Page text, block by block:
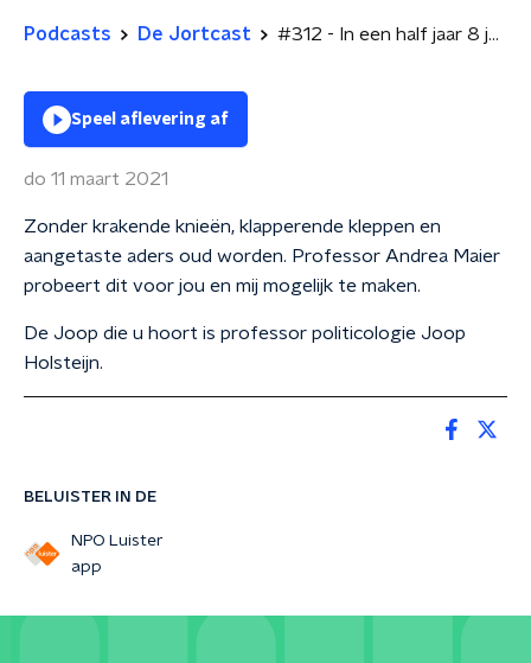
Podcasts De Jortcast #312 - In een half jaar 8 jaar jonger
BELUISTER IN DE
NPO Luister
app
Speel aflevering af
do 11 maart 2021
Zonder krakende knieën, klapperende kleppen en
aangetaste aders oud worden. Professor Andrea Maier
probeert dit voor jou en mij mogelijk te maken.
De Joop die u hoort is professor politicologie Joop
Holsteijn.